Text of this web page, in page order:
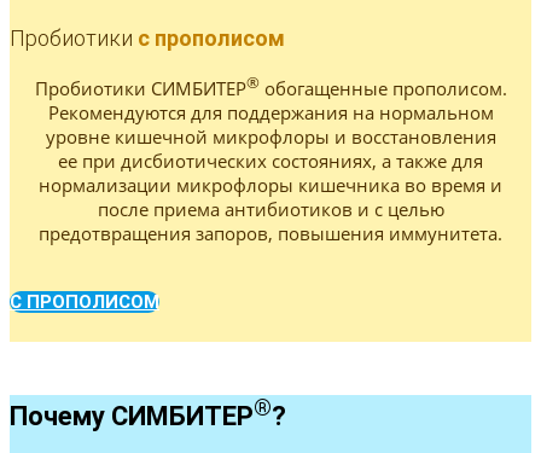
Пробиотики с прополисом
Пробиотики СИМБИТЕР®обогащенные прополисом.
Рекомендуются для поддержания на нормальном
уровне кишечной микрофлоры и восстановления
ее при дисбиотических состояниях, а также для
нормализации микрофлоры кишечника во время и
после приема антибиотиков и с целью
предотвращения запоров, повышения иммунитета.
С ПРОПОЛИСОМ
Почему СИМБИТЕР®?